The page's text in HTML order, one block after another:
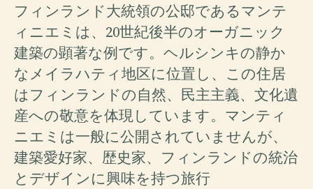
フィンランド大統領の公邸であるマンテ
ィニエミは、20世紀後半のオーガニック
建築の顕著な例です。ヘルシンキの静か
なメイラハティ地区に位置し、この住居
はフィンランドの自然、民主主義、文化遺
産への敬意を体現しています。マンティ
ニエミは一般に公開されていませんが、
建築愛好家、歴史家、フィンランドの統治
とデザインに興味を持つ旅行